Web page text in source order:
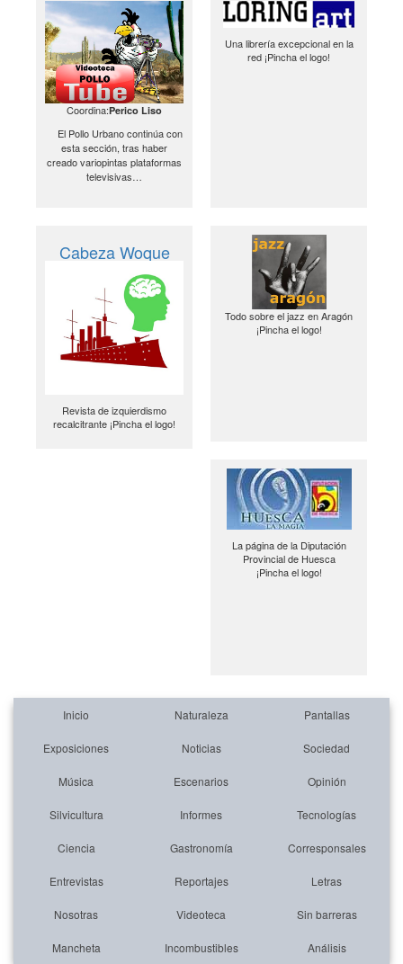
Coordina:Perico Liso
El Pollo Urbano continúa con
esta sección, tras haber
creado variopintas plataformas
televisivas…
Una librería excepcional en la
red ¡Pincha el logo!
Cabeza Woque
Revista de izquierdismo
recalcitrante ¡Pincha el logo!
Todo sobre el jazz en Aragón
¡Pincha el logo!
La página de la Diputación
Provincial de Huesca
¡Pincha el logo!
Inicio Naturaleza Pantallas
Exposiciones Noticias Sociedad
Música Escenarios Opinión
Silvicultura Informes Tecnologías
Ciencia Gastronomía Corresponsales
Entrevistas Reportajes Letras
Nosotras Videoteca Sin barreras
Mancheta Incombustibles Análisis